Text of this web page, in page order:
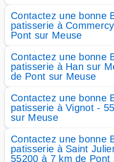
Contactez une bonne
patisserie à
Pont sur Meuse
Contactez une bonne
patisserie à Han sur
de Pont sur Meuse
Contactez une bonne
patisserie à Vignot -
sur Meuse
Contactez une bonne
patisserie à Saint
55200 à 7 km de Pont